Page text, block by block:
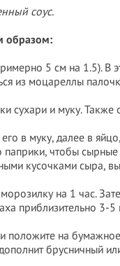
соус.
образом:
5 см на 1.5). В
из моцареллы
сухари и муку.
в муку, далее в
чтобы
кусочками сыра,
на 1 час.
приблизительно 3-5
положите на
брусничный